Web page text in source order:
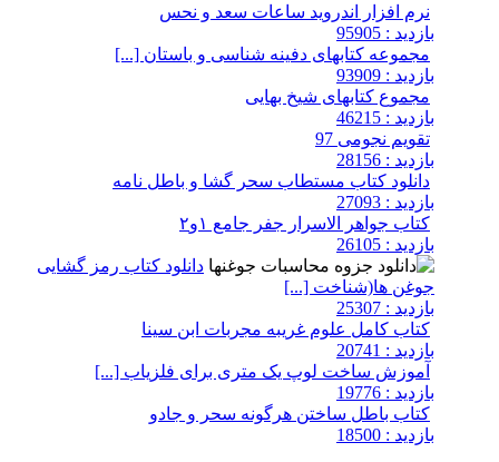
نرم افزار اندروید ساعات سعد و نحس
بازدید : 95905
مجموعه کتابهای دفینه شناسی و باستان [...]
بازدید : 93909
مجموع کتابهای شیخ بهایی
بازدید : 46215
تقویم نجومی 97
بازدید : 28156
دانلود کتاب مستطاب سحر گشا و باطل نامه
بازدید : 27093
کتاب جواهر الاسرار جفر جامع ۱و۲
بازدید : 26105
دانلود کتاب رمز گشایی
جوغن ها(شناخت [...]
بازدید : 25307
کتاب کامل علوم غریبه مجربات ابن سینا
بازدید : 20741
آموزش ساخت لوپ یک متری برای فلزیاب [...]
بازدید : 19776
کتاب باطل ساختن هرگونه سحر و جادو
بازدید : 18500